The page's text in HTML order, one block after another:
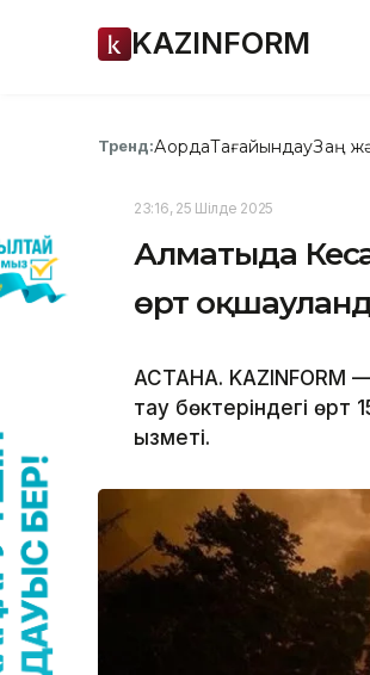
KAZINFORM
Тренд:АқордаТағайындауЗаң
23:16, 25 Шілде 2025
Алматыда
өрт
АСТАНА. KAZINFORM
тау бөктеріндегі
қызметі.